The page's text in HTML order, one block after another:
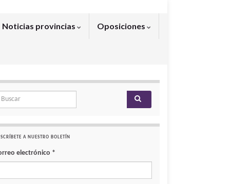
Noticias provincias Oposiciones
for:
A NUESTRO BOLETÍN
electrónico *